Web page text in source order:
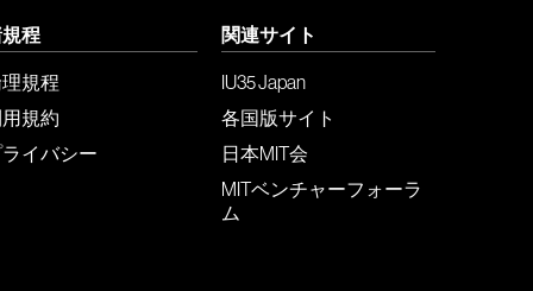
程
規程
規約
イバシー
関連サイト
IU35 Japan
各国版サイト
日本MIT会
MITベンチャーフォーラ
ム